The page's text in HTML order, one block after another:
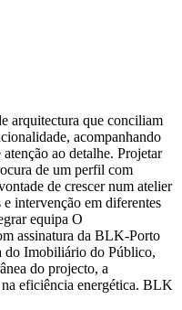
arquitectura que conciliam
acompanhando
ao detalhe. Projetar
de um perfil com
de crescer num atelier
intervenção em diferentes
equipa O
assinatura da BLK-Porto
do Imobiliário do Público,
do projecto, a
eficiência energética. BLK